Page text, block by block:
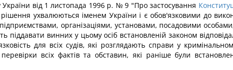
від 1 листопада 1996 р. № 9 "Про застосування
рішення ухвалюються іменем України і є обов'язковими до
організаціями, установами, посадовими
піддавати винних у цьому осіб встановленій законом
для всіх судів, які розглядають справи у
всіх фактів та обставин, які раніше були